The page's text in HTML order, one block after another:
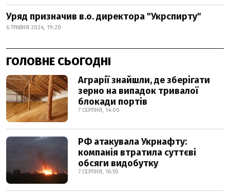
Уряд призначив в.о. директора "Укрспирту"
6 ТРАВНЯ 2024, 19:20
ГОЛОВНЕ СЬОГОДНІ
Аграрії знайшли, де зберігати
зерно на випадок тривалої
блокади портів
7 СЕРПНЯ, 14:00
РФ атакувала Укрнафту:
компанія втратила суттєві
обсяги видобутку
7 СЕРПНЯ, 16:50